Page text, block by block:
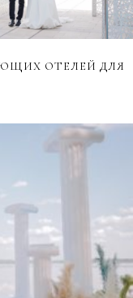
ОТЕЛЕЙ ДЛЯ